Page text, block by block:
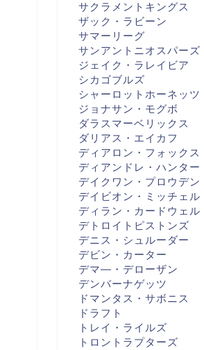
サクラメントキングス
ザック・ラビーン
サマーリーグ
サンアントニオスパーズ
ジェイク・ラレイビア
シカゴブルズ
シャーロットホーネッツ
ジョナサン・モグボ
ダラスマーベリックス
ダリアス・エイカフ
ディアロン・フォックス
ディアンドレ・ハンター
デイクワン・プロウデン
デイビオン・ミッチェル
ディラン・カードウェル
デトロイトピストンズ
デニス・シュルーダー
デビン・カーター
デマ―・デローザン
デンバーナゲッツ
ドマンタス・サボニス
ドラフト
トレイ・ライルズ
トロントラプターズ